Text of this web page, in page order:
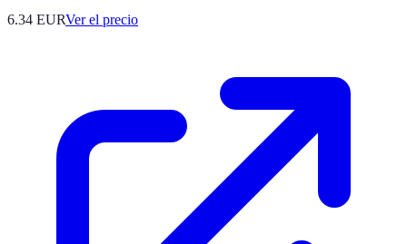
6.34 EURVer el precio